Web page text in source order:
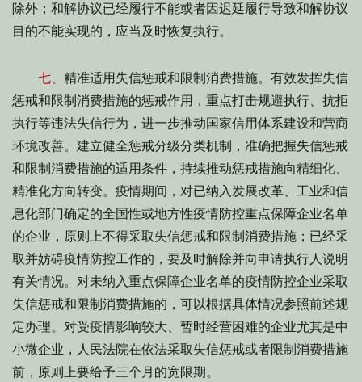
除外；和解协议已经履行不能或者因迟延履行导致和解协议
目的不能实现的，应当及时恢复执行。
七、 精准适用失信惩戒和限制消费措施。有效发挥失信
惩戒和限制消费措施的惩戒作用，重点打击规避执行、抗拒
执行等违法失信行为，进一步推动国家信用体系建设和营商
环境改善。建立健全惩戒分级分类机制，准确把握失信惩戒
和限制消费措施的适用条件，持续推动惩戒措施向精细化、
精准化方向转变。疫情期间，对已纳入发展改革、工业和信
息化部门确定的全国性或地方性疫情防控重点保障企业名单
的企业，原则上不得采取失信惩戒和限制消费措施；已经采
取并妨碍疫情防控工作的，要及时解除并向申请执行人说明
有关情况。对未纳入重点保障企业名单的疫情防控企业采取
失信惩戒和限制消费措施的，可以根据具体情况参照前述规
定办理。对受疫情影响较大、暂时经营困难的企业尤其是中
小微企业，人民法院在依法采取失信惩戒或者限制消费措施
前，原则上要给予三个月的宽限期。